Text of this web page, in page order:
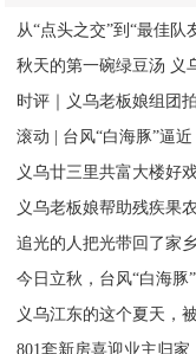
从“点头之交”到“最佳队
秋天的第一碗绿豆汤 义
时评｜义乌老板娘组团
滚动 | 台风“白海豚”逼
义乌廿三里共富大楼好
义乌江东的这个夏天，
801套新房喜迎业主归